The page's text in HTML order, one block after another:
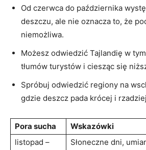
Od‌ czerwca do października
deszczu, ⁤ale nie oznacza​ to, że
niemożliwa.
Możesz odwiedzić​ Tajlandię w
tłumów​ turystów i ciesząc‍ się
Spróbuj odwiedzić regiony na
gdzie deszcz pada‍ krócej i
Pora sucha
Wskazówki
listopad –
Słoneczne ⁤dni,​